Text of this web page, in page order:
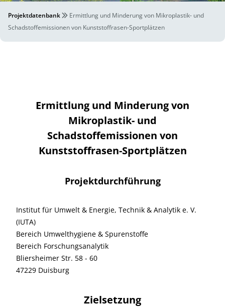
Projektdatenbank
Ermittlung und Minderung von Mikroplastik- und
Schadstoffemissionen von Kunststoffrasen-Sportplätzen
Ermittlung und Minderung von
Mikroplastik- und
Schadstoffemissionen von
Kunststoffrasen-Sportplätzen
Projektdurchführung
Institut für Umwelt & Energie, Technik & Analytik e. V.
(IUTA)
Bereich Umwelthygiene & Spurenstoffe
Bereich Forschungsanalytik
Bliersheimer Str. 58 - 60
47229 Duisburg
Zielsetzung